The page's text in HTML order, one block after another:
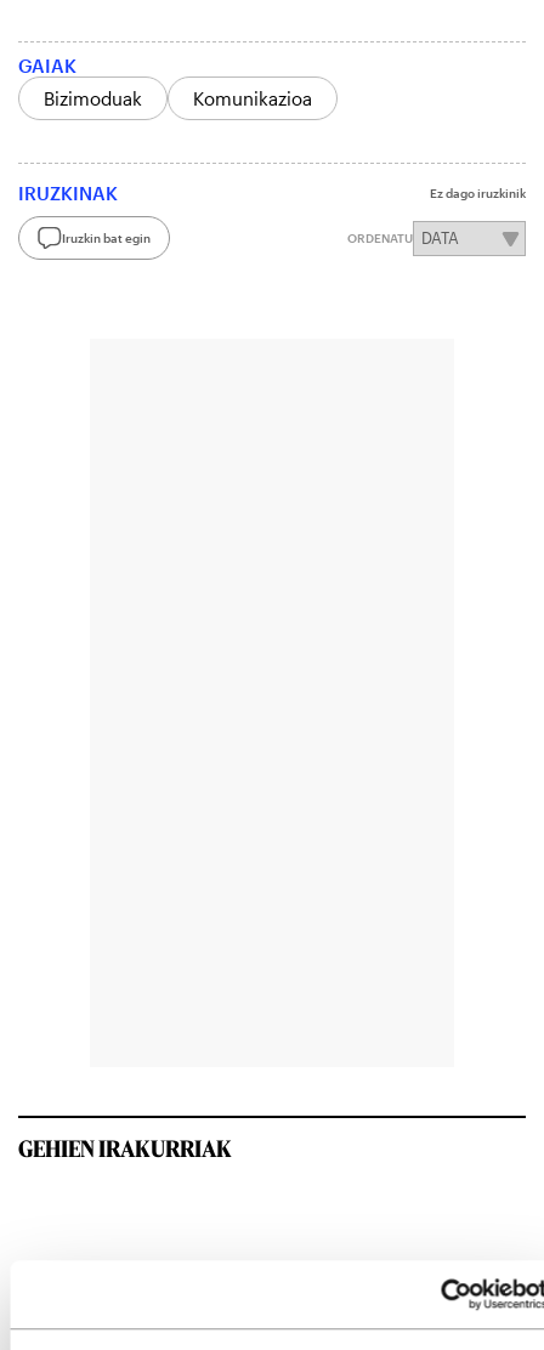
GAIAK
Bizimoduak
Komunikazioa
IRUZKINAK Ez dago iruzkinik
Iruzkin bat egin ORDENATU
GEHIEN IRAKURRIAK